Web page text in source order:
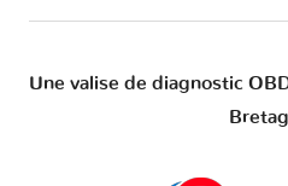
Une valise de diagnostic